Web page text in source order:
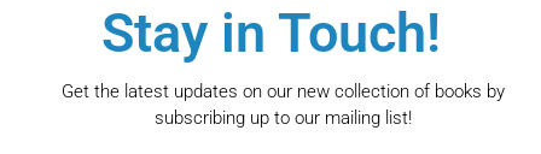
Stay in Touch!
Get the latest updates on our new collection of books by
subscribing up to our mailing list!